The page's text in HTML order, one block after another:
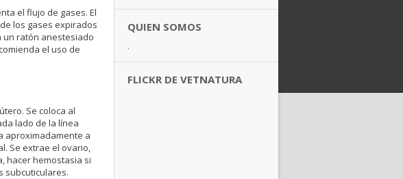
el flujo de gases. El
los gases expirados
un ratón anestesiado
el uso de
Se coloca al
lado de la línea
aproximadamente a
Se extrae el ovario,
hacer hemostasia si
subcuticulares.
QUIEN SOMOS
.
FLICKR DE VETNATURA